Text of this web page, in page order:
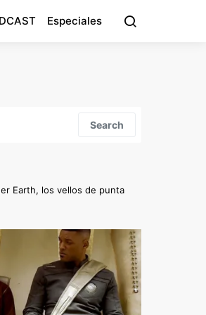
Especiales
Search
Earth, los vellos de punta